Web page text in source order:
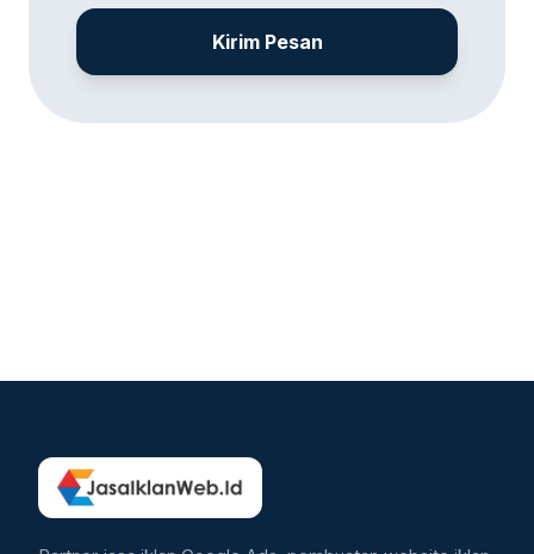
Kirim Pesan